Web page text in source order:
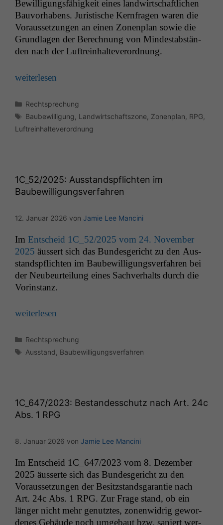
Bewil­li­gungs­fähigkeit eines land­wirtschaftlichen
Bau­vorhabens. Juris­tis­che Kern­fra­gen waren die
Voraus­set­zun­gen an einen Zonen­plan sowie die
Grund­la­gen der Berech­nung von Min­destab­stän­
den nach der Luftreinhalteverordnung.
weit­er­lesen
Kategorien
Rechtsprechung
Schlagwörter
Baubewilligung Landwirtschaftszone Zonenplan RPG
Luftreinhalteverordnung
1C_52/2025: Ausstandspflichten im
Baubewilligungsverfahren
12. Januar 2026 von Jamie Lee Mancini
Im Entscheid 1C_52/2025 vom 24. Novem­ber
2025 äussert sich das Bun­des­gericht zu den Aus­
stand­spflicht­en im Baube­wil­li­gungsver­fahren bei
der Neubeurteilung eines Sachver­halts durch die
Vorinstanz.
weit­er­lesen
Kategorien
Rechtsprechung
Schlagwörter
Ausstand Baubewilligungsverfahren
1C_647/2023: Bestandesschutz nach Art. 24c
Abs. 1 RPG
8. Januar 2026 von Jamie Lee Mancini
Im Entscheid 1C_647/2023 vom 8. Dezem­ber
2025 äusserte sich das Bun­des­gericht zu den
Voraus­set­zun­gen der Besitz­s­tands­garantie nach
Art. 24c Abs. 1 RPG. Zur Frage stand, ob ein
länger nicht mehr genutztes, zonen­widrig gewor­
denes Gebäude noch umge­baut bzw. saniert wer­
Diese
damit die
werden kann.
Statistiken
Um unsere
Website zu
verbessern,
zeichnen